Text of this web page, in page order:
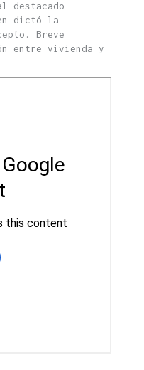
destacado
dictó la
Breve
entre vivienda y